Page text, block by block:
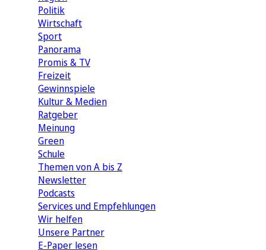
Politik
Wirtschaft
Sport
Panorama
Promis & TV
Freizeit
Gewinnspiele
Kultur & Medien
Ratgeber
Meinung
Green
Schule
Themen von A bis Z
Newsletter
Podcasts
Services und Empfehlungen
Wir helfen
Unsere Partner
E-Paper lesen